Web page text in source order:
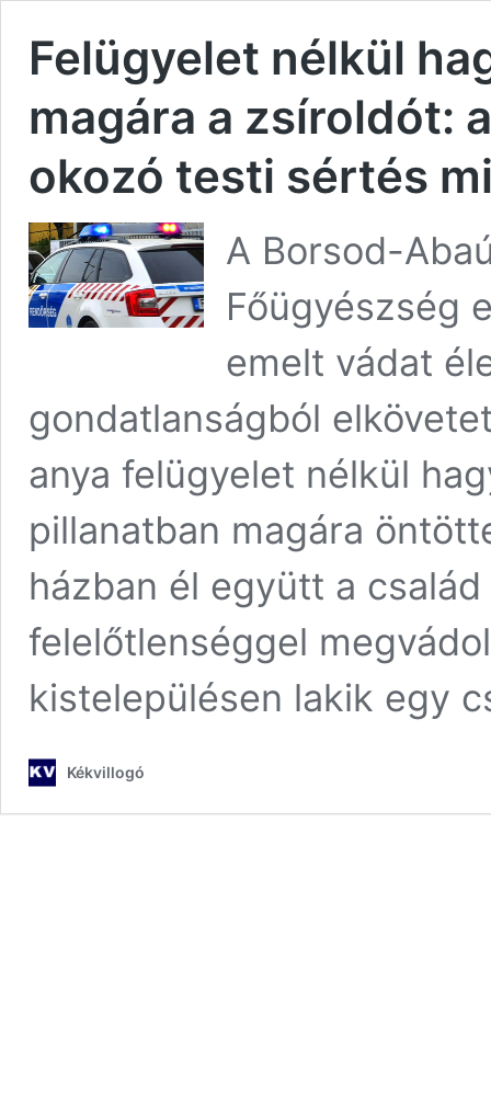
Felügyelet nélkül
magára a zsíroldót:
okozó testi sértés
A Borsod-
Főügyészség
emelt vádat
gondatlanságból
anya felügyelet nélkül
pillanatban magára
házban él együtt a
felelőtlenséggel
kistelepülésen lakik egy
Kékvillogó